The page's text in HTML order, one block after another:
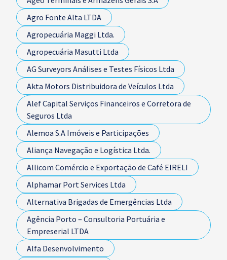
Agro Fonte Alta LTDA
Agropecuária Maggi Ltda.
Agropecuária Masutti Ltda
AG Surveyors Análises e Testes Físicos Ltda
Akta Motors Distribuidora de Veículos Ltda
Alef Capital Serviços Financeiros e Corretora de
Seguros Ltda
Alemoa S.A Imóveis e Participações
Aliança Navegação e Logística Ltda.
Allicom Comércio e Exportação de Café EIRELI
Alphamar Port Services Ltda
Alternativa Brigadas de Emergências Ltda
Agência Porto – Consultoria Portuária e
Empreserial LTDA
Alfa Desenvolvimento